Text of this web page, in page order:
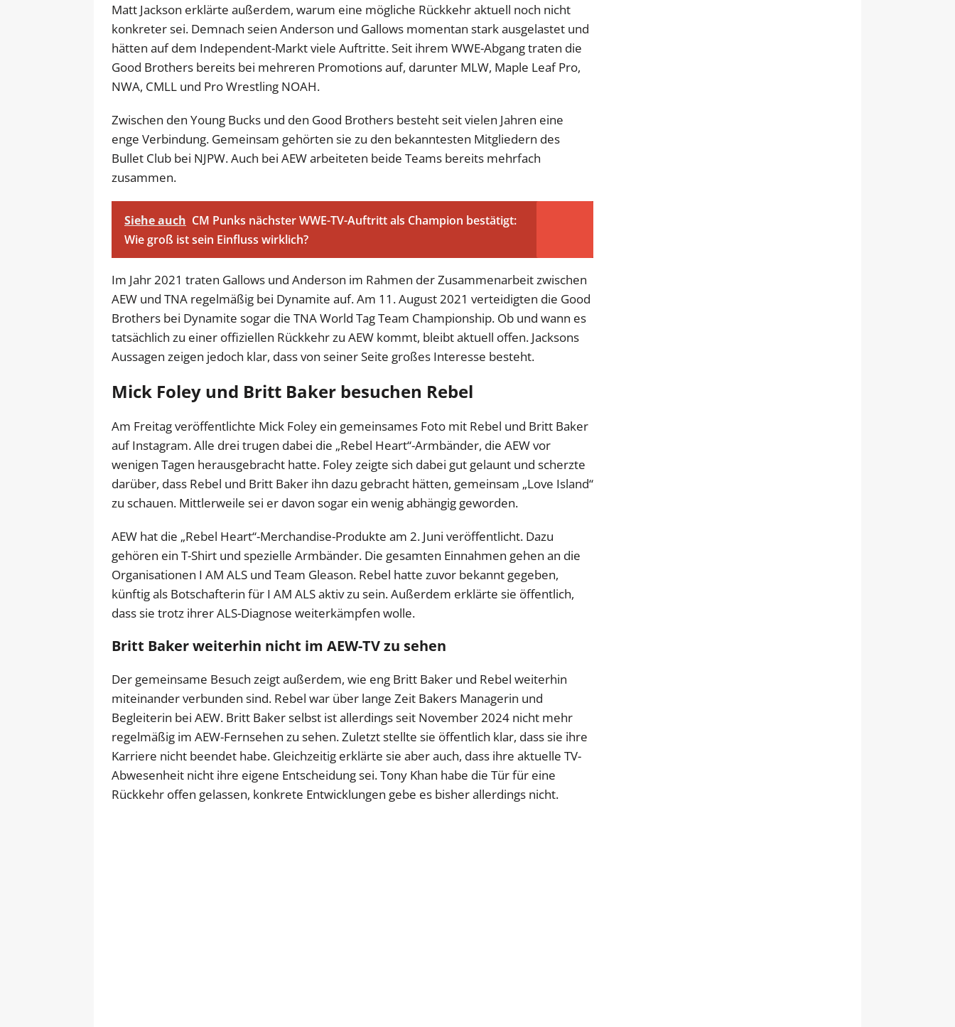
Matt Jackson erklärte außerdem, warum eine mögliche Rückkehr aktuell noch nicht
konkreter sei. Demnach seien Anderson und Gallows momentan stark ausgelastet und
hätten auf dem Independent-Markt viele Auftritte. Seit ihrem WWE-Abgang traten die
Good Brothers bereits bei mehreren Promotions auf, darunter MLW, Maple Leaf Pro,
NWA, CMLL und Pro Wrestling NOAH.
Zwischen den Young Bucks und den Good Brothers besteht seit vielen Jahren eine
enge Verbindung. Gemeinsam gehörten sie zu den bekanntesten Mitgliedern des
Bullet Club bei NJPW. Auch bei AEW arbeiteten beide Teams bereits mehrfach
zusammen.
Siehe auch CM Punks nächster WWE-TV-Auftritt als Champion bestätigt:
Wie groß ist sein Einfluss wirklich?
Im Jahr 2021 traten Gallows und Anderson im Rahmen der Zusammenarbeit zwischen
AEW und TNA regelmäßig bei Dynamite auf. Am 11. August 2021 verteidigten die Good
Brothers bei Dynamite sogar die TNA World Tag Team Championship. Ob und wann es
tatsächlich zu einer offiziellen Rückkehr zu AEW kommt, bleibt aktuell offen. Jacksons
Aussagen zeigen jedoch klar, dass von seiner Seite großes Interesse besteht.
Mick Foley und Britt Baker besuchen Rebel
Am Freitag veröffentlichte Mick Foley ein gemeinsames Foto mit Rebel und Britt Baker
auf Instagram. Alle drei trugen dabei die „Rebel Heart“-Armbänder, die AEW vor
wenigen Tagen herausgebracht hatte. Foley zeigte sich dabei gut gelaunt und scherzte
darüber, dass Rebel und Britt Baker ihn dazu gebracht hätten, gemeinsam „Love Island“
zu schauen. Mittlerweile sei er davon sogar ein wenig abhängig geworden.
AEW hat die „Rebel Heart“-Merchandise-Produkte am 2. Juni veröffentlicht. Dazu
gehören ein T-Shirt und spezielle Armbänder. Die gesamten Einnahmen gehen an die
Organisationen I AM ALS und Team Gleason. Rebel hatte zuvor bekannt gegeben,
künftig als Botschafterin für I AM ALS aktiv zu sein. Außerdem erklärte sie öffentlich,
dass sie trotz ihrer ALS-Diagnose weiterkämpfen wolle.
Britt Baker weiterhin nicht im AEW-TV zu sehen
Der gemeinsame Besuch zeigt außerdem, wie eng Britt Baker und Rebel weiterhin
miteinander verbunden sind. Rebel war über lange Zeit Bakers Managerin und
Begleiterin bei AEW. Britt Baker selbst ist allerdings seit November 2024 nicht mehr
regelmäßig im AEW-Fernsehen zu sehen. Zuletzt stellte sie öffentlich klar, dass sie ihre
Karriere nicht beendet habe. Gleichzeitig erklärte sie aber auch, dass ihre aktuelle TV-
Abwesenheit nicht ihre eigene Entscheidung sei. Tony Khan habe die Tür für eine
Rückkehr offen gelassen, konkrete Entwicklungen gebe es bisher allerdings nicht.